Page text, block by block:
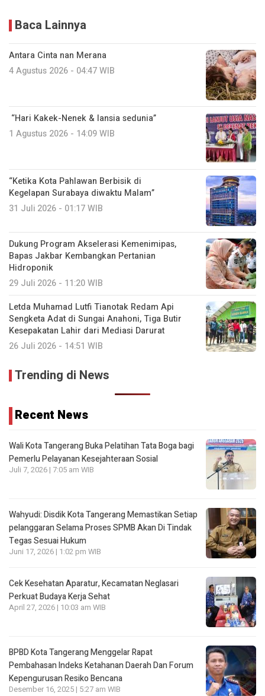
Baca Lainnya
Antara Cinta nan Merana
4 Agustus 2026 - 04:47 WIB
“Hari Kakek-Nenek & lansia sedunia”
1 Agustus 2026 - 14:09 WIB
“Ketika Kota Pahlawan Berbisik di
Kegelapan Surabaya diwaktu Malam”
31 Juli 2026 - 01:17 WIB
Dukung Program Akselerasi Kemenimipas,
Bapas Jakbar Kembangkan Pertanian
Hidroponik
29 Juli 2026 - 11:20 WIB
Letda Muhamad Lutfi Tianotak Redam Api
Sengketa Adat di Sungai Anahoni, Tiga Butir
Kesepakatan Lahir dari Mediasi Darurat
26 Juli 2026 - 14:51 WIB
Trending di News
Recent News
Wali Kota Tangerang Buka Pelatihan Tata Boga bagi
Pemerlu Pelayanan Kesejahteraan Sosial
Juli 7, 2026 | 7:05 am WIB
Wahyudi: Disdik Kota Tangerang Memastikan Setiap
pelanggaran Selama Proses SPMB Akan Di Tindak
Tegas Sesuai Hukum
Juni 17, 2026 | 1:02 pm WIB
Cek Kesehatan Aparatur, Kecamatan Neglasari
Perkuat Budaya Kerja Sehat
April 27, 2026 | 10:03 am WIB
BPBD Kota Tangerang Menggelar Rapat
Pembahasan lndeks Ketahanan Daerah Dan Forum
Kepengurusan Resiko Bencana
Desember 16, 2025 | 5:27 am WIB